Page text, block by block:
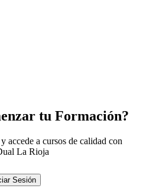
tu Formación?
accede a cursos de calidad con
La Rioja
Sesión